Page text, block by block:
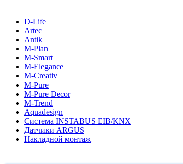
D-Life
Artec
Antik
M-Plan
M-Smart
M-Elegance
M-Creativ
M-Pure
M-Pure Decor
M-Trend
Aquadesign
Система INSTABUS EIB/KNX
Датчики ARGUS
Накладной монтаж